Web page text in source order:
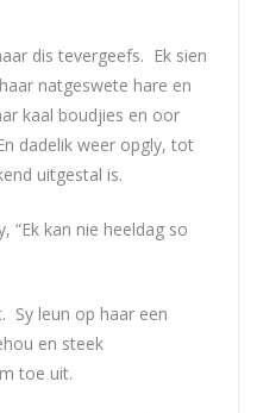
dis tevergeefs. Ek sien
natgeswete hare en
kaal boudjies en oor
dadelik weer opgly, tot
uitgestal is.
“Ek kan nie heeldag so
Sy leun op haar een
en steek
toe uit.